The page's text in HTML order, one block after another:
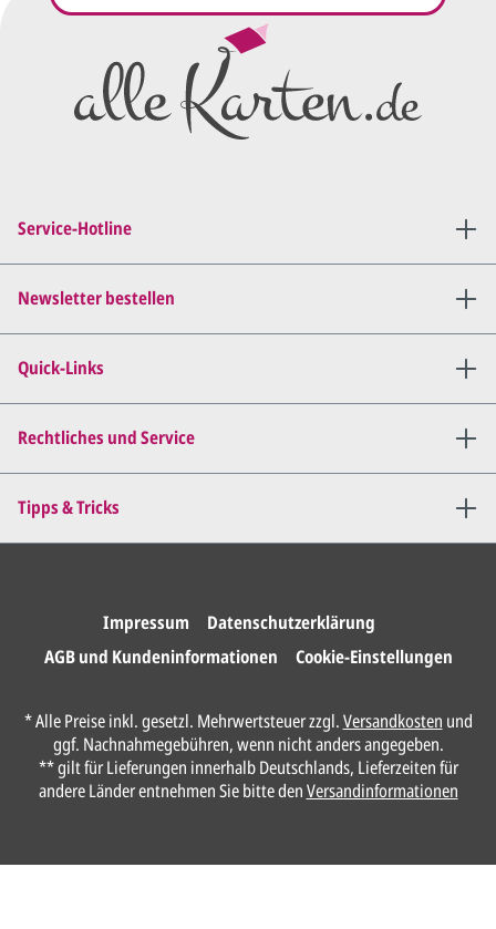
Vorname*
Wir erstellen ein
Preisangebot
Anschluss den ersten
Entwurf/Korrekturabzug
Diesen senden wir Ihnen als
PDF per E-Mail.
uns, was Sie amEntwurf
Wir senden Ihnen den
Dies wiederholen wir so lange,
bis
Service-Hotline
Rechtliches und Service
Tipps & Tricks
Quick-Links
Newsletter bestellen
Impressum
Datenschutzerklärung
AGB und Kundeninformationen
Cookie-Einstellungen
* Alle Preise inkl. gesetzl. Mehrwertsteuer zzgl.Versandkosten und
ggf. Nachnahmegebühren, wenn nicht anders angegeben.
** gilt für Lieferungen innerhalb Deutschlands, Lieferzeiten für
andere Länder entnehmen Sie bitte denVersandinformationen